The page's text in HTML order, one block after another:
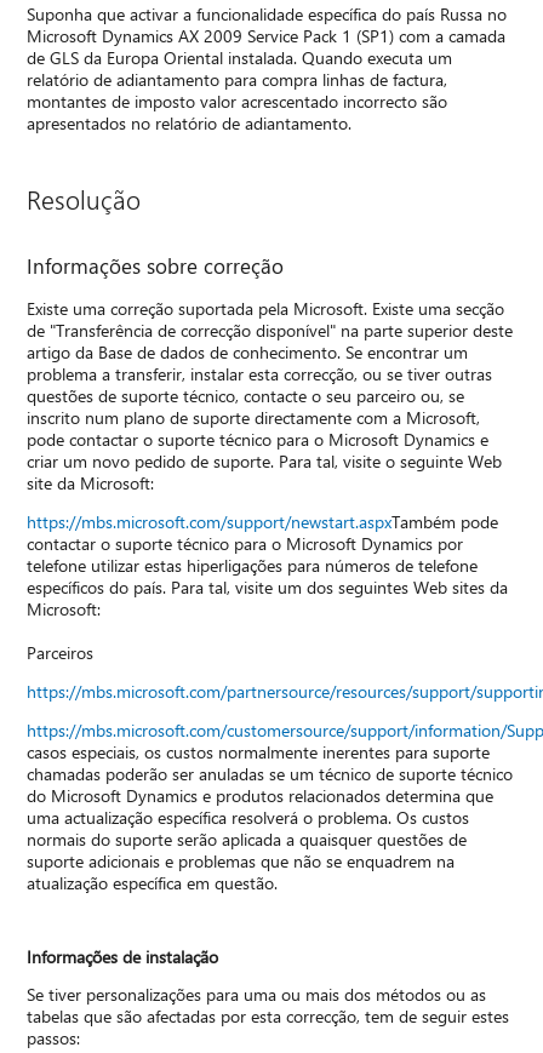
Suponha que activar a funcionalidade específica do país Russa no
Microsoft Dynamics AX 2009 Service Pack 1 (SP1) com a camada
de GLS da Europa Oriental instalada. Quando executa um
relatório de adiantamento para compra linhas de factura,
montantes de imposto valor acrescentado incorrecto são
apresentados no relatório de adiantamento.
Resolução
Informações sobre correção
Existe uma correção suportada pela Microsoft. Existe uma secção
de "Transferência de correcção disponível" na parte superior deste
artigo da Base de dados de conhecimento. Se encontrar um
problema a transferir, instalar esta correcção, ou se tiver outras
questões de suporte técnico, contacte o seu parceiro ou, se
inscrito num plano de suporte directamente com a Microsoft,
pode contactar o suporte técnico para o Microsoft Dynamics e
criar um novo pedido de suporte. Para tal, visite o seguinte Web
site da Microsoft:
https://mbs.microsoft.com/support/newstart.aspxTambém pode
contactar o suporte técnico para o Microsoft Dynamics por
telefone utilizar estas hiperligações para números de telefone
específicos do país. Para tal, visite um dos seguintes Web sites da
Microsoft:
Parceiros
https://mbs.microsoft.com/partnersource/resources/support/
https://mbs.microsoft.com/customersource/support/information/
casos especiais, os custos normalmente inerentes para suporte
chamadas poderão ser anuladas se um técnico de suporte técnico
do Microsoft Dynamics e produtos relacionados determina que
uma actualização específica resolverá o problema. Os custos
normais do suporte serão aplicada a quaisquer questões de
suporte adicionais e problemas que não se enquadrem na
atualização específica em questão.
Informações de instalação
Se tiver personalizações para uma ou mais dos métodos ou as
tabelas que são afectadas por esta correcção, tem de seguir estes
passos: